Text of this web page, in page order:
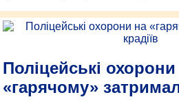
Поліцейські
«гарячому»